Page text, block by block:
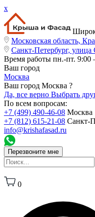
x
Московская область,
Санкт-Петербург,
Время работы пн.-пт. 9:00
Ваш город
Москва
Ваш город Москва ?
Да, все верно Выбрать
По всем вопросам:
+7 (499) 490-46-08 Москва
+7 (812) 615-21-08 Санкт-
info@krishafasad.ru
Перезвоните мне
0